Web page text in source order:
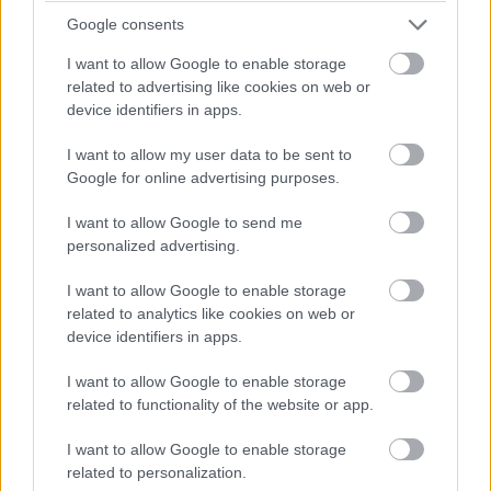
Google consents
I want to allow Google to enable storage
related to advertising like cookies on web or
device identifiers in apps.
I want to allow my user data to be sent to
Google for online advertising purposes.
I want to allow Google to send me
personalized advertising.
I want to allow Google to enable storage
related to analytics like cookies on web or
device identifiers in apps.
I want to allow Google to enable storage
related to functionality of the website or app.
I want to allow Google to enable storage
related to personalization.
program, aminek most legújabb változatát próbáltuk ki.
Egyszerű, gyors, kattintós
Általában rendszerkarbantartó szoftvereknél dívik az
WebSite X5 Go 2026weboldal-szerkesztő
programjában ilyen nincsen, de azért ennél nem sokkal